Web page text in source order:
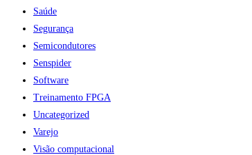
Saúde
Segurança
Semicondutores
Senspider
Software
Treinamento FPGA
Uncategorized
Varejo
Visão computacional